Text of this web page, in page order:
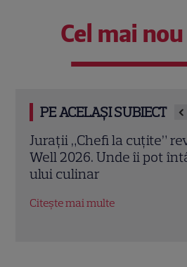
Cel mai nou
PE ACELAȘI SUBIECT
Ringier România își
pentru viitor: o structură
concentrată în jurul